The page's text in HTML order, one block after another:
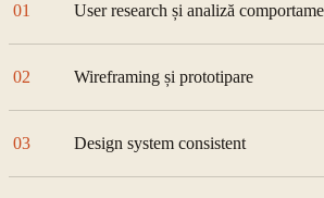
01 User research și analiză
02 Wireframing și prototipare
03 Design system consistent